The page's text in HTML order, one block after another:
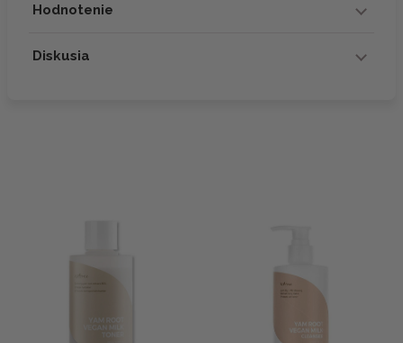
Hodnotenie
Diskusia